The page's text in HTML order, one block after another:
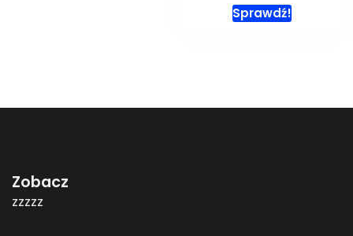
Sprawdź!
Zobacz
zzzzz